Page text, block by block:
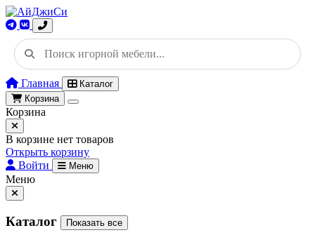
Главная
Каталог
Корзина
Корзина
В корзине нет товаров
Открыть корзину
Войти
Меню
Меню
Каталог Показать все